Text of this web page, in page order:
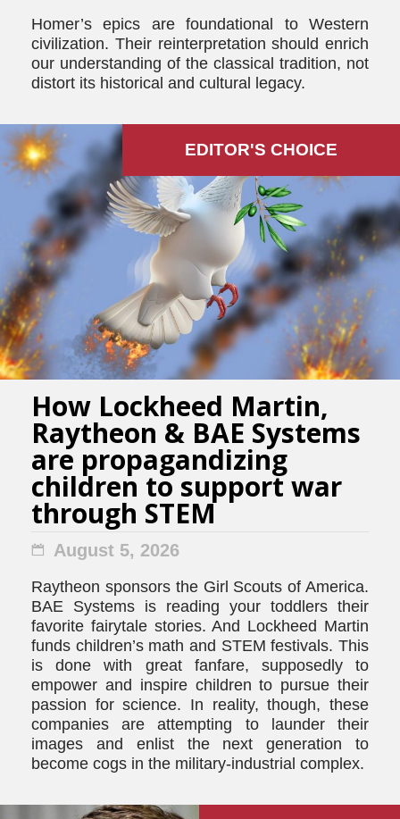
Homer’s epics are foundational to Western
civilization. Their reinterpretation should enrich
our understanding of the classical tradition, not
distort its historical and cultural legacy.
EDITOR'S СHOICE
How Lockheed Martin,
Raytheon & BAE Systems
are propagandizing
children to support war
through STEM
August 5, 2026
Raytheon sponsors the Girl Scouts of America.
BAE Systems is reading your toddlers their
favorite fairytale stories. And Lockheed Martin
funds children’s math and STEM festivals. This
is done with great fanfare, supposedly to
empower and inspire children to pursue their
passion for science. In reality, though, these
companies are attempting to launder their
images and enlist the next generation to
become cogs in the military-industrial complex.